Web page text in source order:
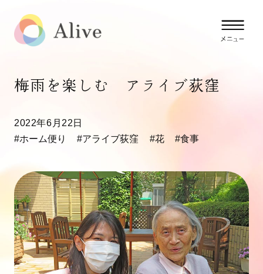
梅雨を楽しむ アライブ荻窪
2022年6月22日
#ホーム便り
#アライブ荻窪 #花 #食事